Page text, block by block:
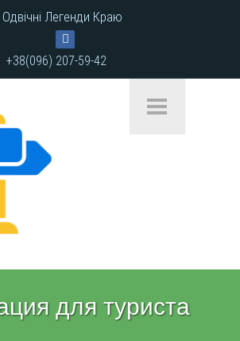
Одвічні Легенди Краю
+38(096) 207-59-42
для туриста